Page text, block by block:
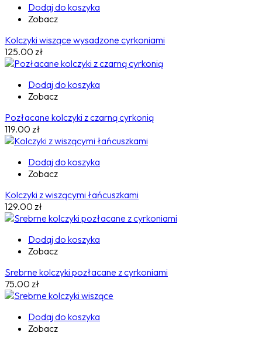
Dodaj do koszyka
Zobacz
Kolczyki wiszące wysadzone cyrkoniami
125.00 zł
Dodaj do koszyka
Zobacz
Pozłacane kolczyki z czarną cyrkonią
119.00 zł
Dodaj do koszyka
Zobacz
Kolczyki z wiszącymi łańcuszkami
129.00 zł
Dodaj do koszyka
Zobacz
Srebrne kolczyki pozłacane z cyrkoniami
75.00 zł
Dodaj do koszyka
Zobacz